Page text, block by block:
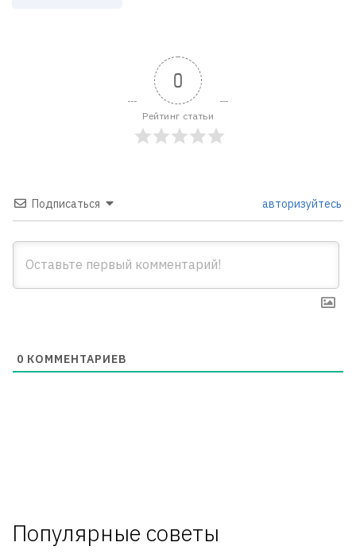
0
Рейтинг статьи
Подписаться авторизуйтесь
0 КОММЕНТАРИЕВ
Популярные советы